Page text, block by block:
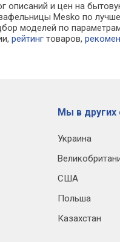
описаний и цен на
Mesko по
моделей по
рейтинг товаров,
Мы в других
Украина
США
Польша
Казахстан